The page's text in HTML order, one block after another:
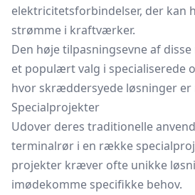
elektricitetsforbindelser, der kan
strømme i kraftværker.
Den høje tilpasningsevne af
et populært valg i specialiserede
hvor skræddersyede løsninger er
Specialprojekter
Udover deres traditionelle
terminalrør i en række
projekter kræver ofte unikke
imødekomme specifikke behov.